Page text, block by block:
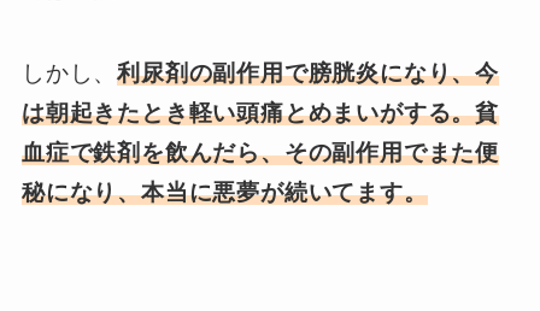
しかし、利尿剤の副作用で膀胱炎になり、今
は朝起きたとき軽い頭痛とめまいがする。貧
血症で鉄剤を飲んだら、その副作用でまた便
秘になり、本当に悪夢が続いてます。